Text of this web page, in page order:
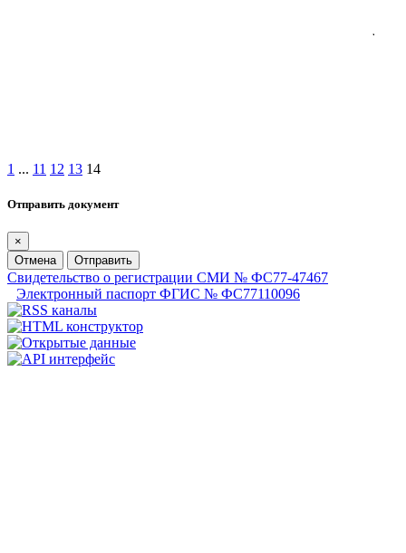
1 ... 11 12 13 14
Отправить документ
×
Отмена
Отправить
Свидетельство о регистрации СМИ № ФС77-47467
Электронный паспорт ФГИС № ФС77110096